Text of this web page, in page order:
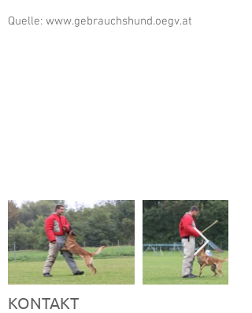
Quelle: www.gebrauchshund.oegv.at
KONTAKT